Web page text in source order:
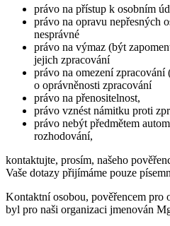
právo na přístup k osobním
právo na opravu nepřesných
nesprávné
právo na výmaz (být
jejich zpracování
právo na omezení
o oprávněnosti zpracování
právo na přenositelnost,
právo vznést námitku proti
právo nebýt předmětem
rozhodování,
kontaktujte, prosím, našeho
Vaše dotazy přijímáme pouze
Kontaktní osobou, pověřencem pro
byl pro naši organizaci jmenován